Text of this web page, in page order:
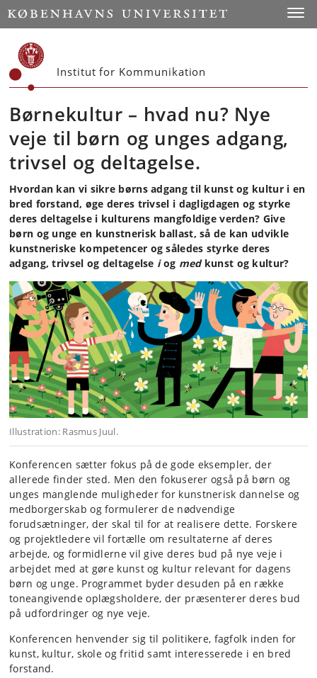
Start
Institut for Kommunikation
Børnekultur – hvad nu? Nye
veje til børn og unges adgang,
trivsel og deltagelse.
Hvordan kan vi sikre børns adgang til kunst og kultur i en
bred forstand, øge deres trivsel i dagligdagen og styrke
deres deltagelse i kulturens mangfoldige verden? Give
børn og unge en kunstnerisk ballast, så de kan udvikle
kunstneriske kompetencer og således styrke deres
adgang, trivsel og deltagelse iog medkunst og kultur?
Illustration: Rasmus Juul.
Konferencen sætter fokus på de gode eksempler, der
allerede finder sted. Men den fokuserer også på børn og
unges manglende muligheder for kunstnerisk dannelse og
medborgerskab og formulerer de nødvendige
forudsætninger, der skal til for at realisere dette. Forskere
og projektledere vil fortælle om resultaterne af deres
arbejde, og formidlerne vil give deres bud på nye veje i
arbejdet med at gøre kunst og kultur relevant for dagens
børn og unge. Programmet byder desuden på en række
toneangivende oplægsholdere, der præsenterer deres bud
på udfordringer og nye veje.
Konferencen henvender sig til politikere, fagfolk inden for
kunst, kultur, skole og fritid samt interesserede i en bred
forstand.